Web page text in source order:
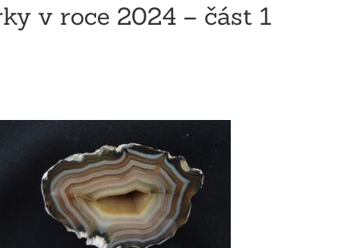
v roce 2024 – část 1